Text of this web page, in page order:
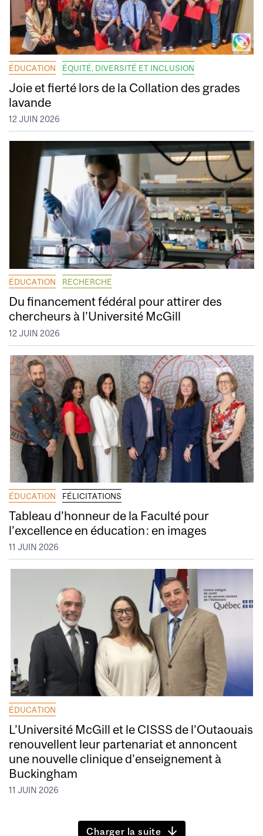
ÉDUCATION ÉQUITÉ, DIVERSITÉ ET INCLUSION
Joie et fierté lors de la Collation des grades
lavande
12 JUIN 2026
ÉDUCATION RECHERCHE
Du financement fédéral pour attirer des
chercheurs à l’Université McGill
12 JUIN 2026
ÉDUCATION FÉLICITATIONS
Tableau d’honneur de la Faculté pour
l’excellence en éducation : en images
11 JUIN 2026
ÉDUCATION
L’Université McGill et le CISSS de l’Outaouais
renouvellent leur partenariat et annoncent
une nouvelle clinique d’enseignement à
Buckingham
11 JUIN 2026
Charger la suite